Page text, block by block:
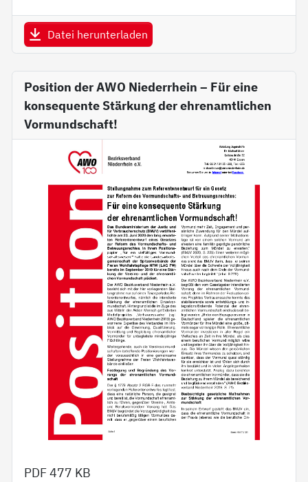
Datei herunterladen
Position der AWO Niederrhein – Für eine
konsequente Stärkung der ehrenamtlichen
Vormundschaft!
PDF477 KB